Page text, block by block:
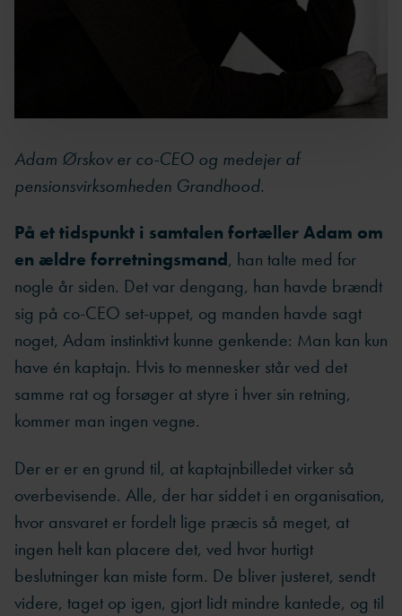
Adam Ørskov er co-CEO og medejer af
pensionsvirksomheden Grandhood.
På et tidspunkt i samtalen fortæller Adam om
en ældre forretningsmand, han talte med for
nogle år siden. Det var dengang, han havde brændt
sig på co-CEO set-uppet, og manden havde sagt
noget, Adam instinktivt kunne genkende: Man kan kun
have én kaptajn. Hvis to mennesker står ved det
samme rat og forsøger at styre i hver sin retning,
kommer man ingen vegne.
Der er er en grund til, at kaptajnbilledet virker så
overbevisende. Alle, der har siddet i en organisation,
hvor ansvaret er fordelt lige præcis så meget, at
ingen helt kan placere det, ved hvor hurtigt
beslutninger kan miste form. De bliver justeret, sendt
videre, taget op igen, gjort lidt mindre kantede, og til